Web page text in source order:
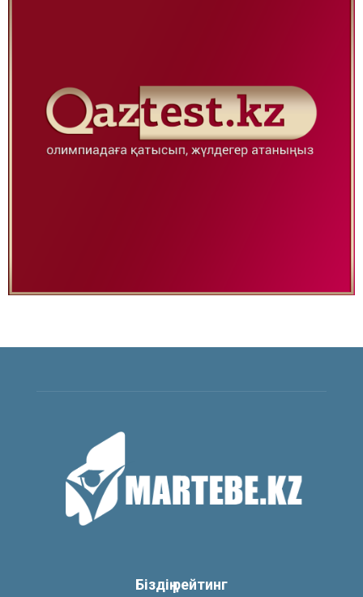
Біздің рейтинг